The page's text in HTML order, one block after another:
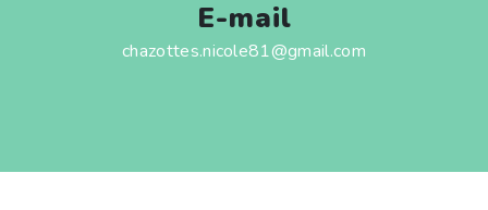
E-mail
chazottes.nicole81@gmail.com